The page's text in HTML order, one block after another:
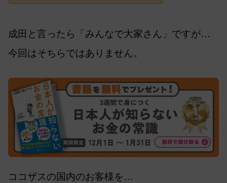
成田と言ったら「みんなで大家さん」ですが…
今回はそちらではありません。
ココザスの国内のお客様を…